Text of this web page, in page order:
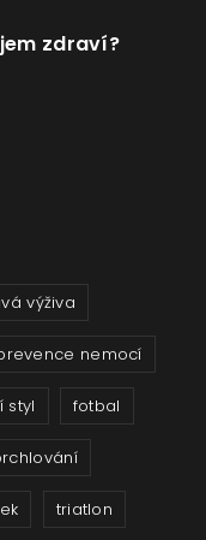
zdraví?
výživa
nemocí
styl fotbal
triatlon